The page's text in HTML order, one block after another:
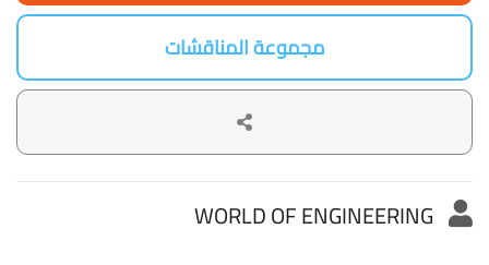
مجموعة المناقشات
WORLD OF ENGINEERING